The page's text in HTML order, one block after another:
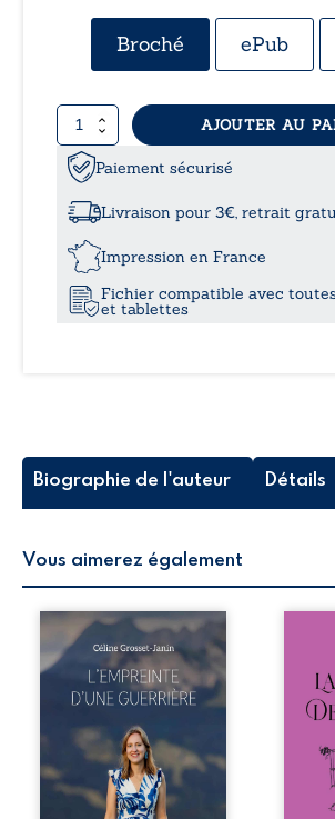
Broché ePub
quantité
de
En
attendant
Homère
AJOUTER AU
Paiement sécurisé
Livraison pour 3€, retrait
Impression en France
Fichier compatible avec
et tablettes
Biographie de l'auteur Détails
Vous aimerez également
Que reste-t-il de
l’enfance lorsque
la maladie impose
ses propres règles
? L’empreinte
d’une guerrière
livre, sans détour,
le récit d’un
quotidien
bouleversé par la